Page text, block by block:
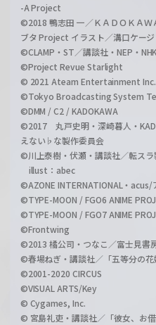
-A Project
©2018 鴨志田 一／ＫＡＤＯＫＡ
ブタ Project イラスト／溝口ケージ
©CLAMP・ST／講談社・NEP・NHK
©Project Revue Starlight
© 2021 Ateam Entertainment Inc.
©Tokyo Broadcasting System
©DMM / C2 / KADOKAWA
©2017 丸戸史明・深崎暮人・
えない♭な製作委員会
©川上泰樹・伏瀬・講談社／転ス
illust：abec
©AZONE INTERNATIONAL・
©TYPE-MOON / FGO6 ANIME
©TYPE-MOON / FGO7 ANIME
©Frontwing
©2013 橘公司・つなこ／富士見書
©春場ねぎ・講談社／「五等分の花
©2001-2020 CIRCUS
©VISUAL ARTS/Key
© Cygames, Inc.
© 宮島礼吏・講談社／「彼女、お